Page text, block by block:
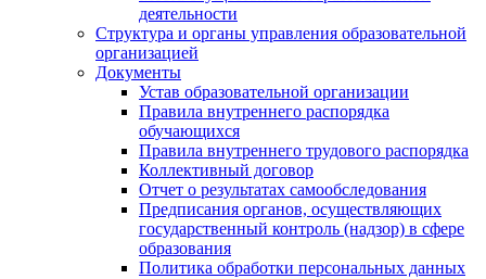
деятельности
Структура и органы управления образовательной
организацией
Документы
Устав образовательной организации
Правила внутреннего распорядка
обучающихся
Правила внутреннего трудового распорядка
Коллективный договор
Отчет о результатах самообследования
Предписания органов, осуществляющих
государственный контроль (надзор) в сфере
образования
Политика обработки персональных данных